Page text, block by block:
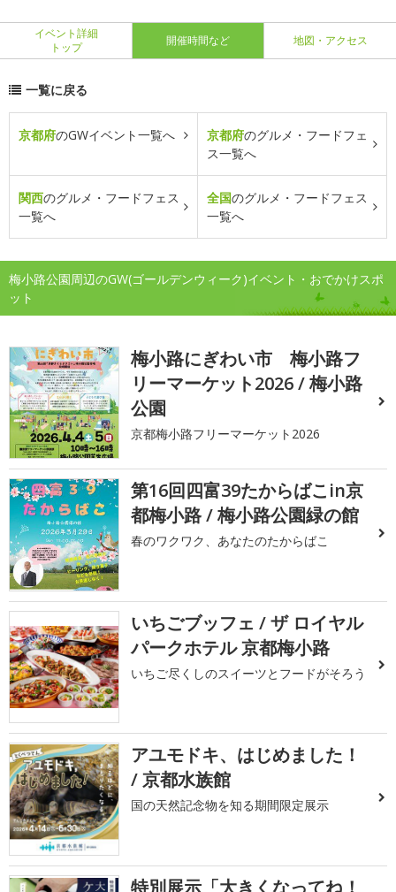
イベント詳細
トップ
開催時間など 地図・アクセス
一覧に戻る
京都府のGWイベント一覧へ 京都府のグルメ・フードフェ
ス一覧へ
関西のグルメ・フードフェス
一覧へ
全国のグルメ・フードフェス
一覧へ
梅小路公園周辺のGW(ゴールデンウィーク)イベント・おでかけスポ
ット
梅小路にぎわい市 梅小路フ
リーマーケット2026 / 梅小路
公園
京都梅小路フリーマーケット2026
第16回四富39たからばこin京
都梅小路 / 梅小路公園緑の館
春のワクワク、あなたのたからばこ
いちごブッフェ / ザ ロイヤル
パークホテル 京都梅小路
いちご尽くしのスイーツとフードがそろう
アユモドキ、はじめました！
/ 京都水族館
国の天然記念物を知る期間限定展示
特別展示「大きくなってね！